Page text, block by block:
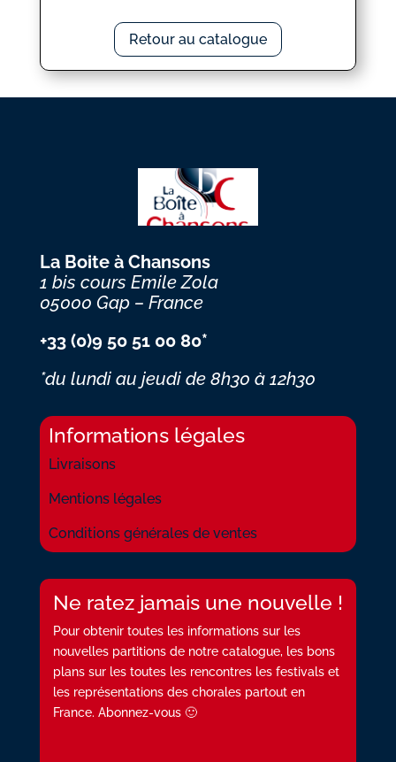
Retour au catalogue
La Boite à Chansons
1 bis cours Emile Zola
05000 Gap – France
+33 (0)9 50 51 00 80*
*du lundi au jeudi de 8h30 à 12h30
Informations légales
Livraisons
Mentions légales
Conditions générales de ventes
Ne ratez jamais une nouvelle !
Pour obtenir toutes les informations sur les
nouvelles partitions de notre catalogue, les bons
plans sur les toutes les rencontres les festivals et
les représentations des chorales partout en
France. Abonnez-vous 🙂